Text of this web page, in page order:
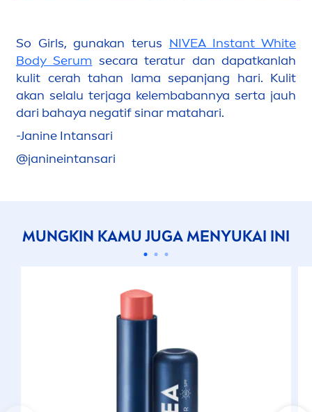
So Girls, gunakan terus NIVEAInstantWhite
Body Serum secara teratur dan dapatkanlah
kulit cerah tahan lama sepanjang hari. Kulit
akan selalu terjaga kelembabannya serta jauh
dari bahaya negatif sinar matahari.
-Janine Intansari
@janineintansari
MUNGKIN KAMU JUGAMENYUKAI INI